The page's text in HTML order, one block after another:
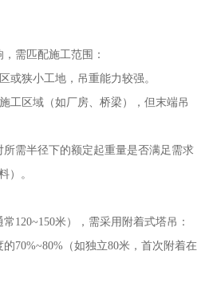
需匹配施工范围：
或狭小工地，吊重能力较强。
工区域（如厂房、桥梁），但末端吊
需半径下的额定起重量是否满足需求
）。
120~150米），需采用附着式塔吊：
70%~80%（如独立80米，首次附着在